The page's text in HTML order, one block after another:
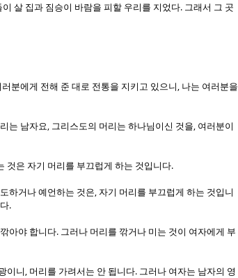
이 살 집과 짐승이 바람을 피할 우리를 지었다. 그래서 그 곳
분에게 전해 준 대로 전통을 지키고 있으니, 나는 여러분을
는 남자요, 그리스도의 머리는 하나님이신 것을, 여러분이
것은 자기 머리를 부끄럽게 하는 것입니다.
하거나 예언하는 것은, 자기 머리를 부끄럽게 하는 것입니
.
아야 합니다. 그러나 머리를 깎거나 미는 것이 여자에게 부
이니, 머리를 가려서는 안 됩니다. 그러나 여자는 남자의 영